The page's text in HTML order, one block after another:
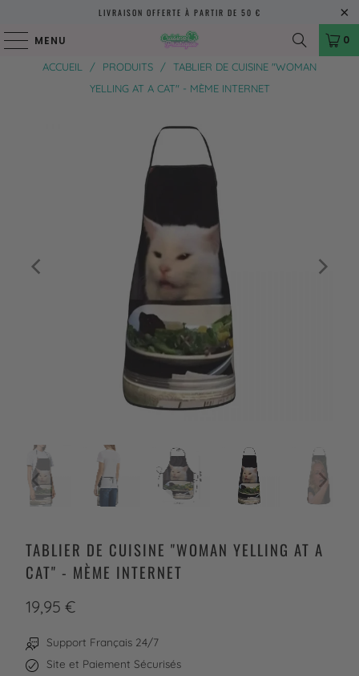
LIVRAISON OFFERTE À PARTIR DE 50 €
MENU 0
ACCUEIL / PRODUITS / TABLIER DE CUISINE "WOMAN
YELLING AT A CAT" - MÈME INTERNET
TABLIER DE CUISINE "WOMAN YELLING AT A
CAT" - MÈME INTERNET
19,95 €
Support Français 24/7
Site et Paiement Sécurisés